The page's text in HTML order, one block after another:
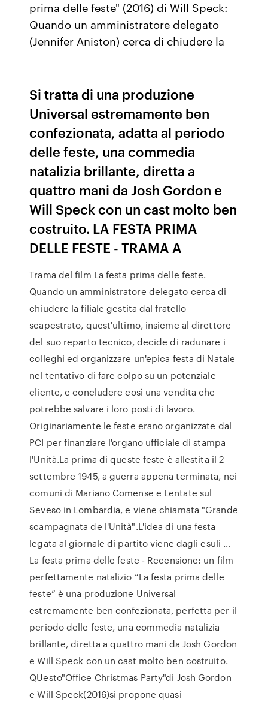
prima delle feste" (2016) di Will Speck:
Quando un amministratore delegato
(Jennifer Aniston) cerca di chiudere la
Si tratta di una produzione
Universal estremamente ben
confezionata, adatta al periodo
delle feste, una commedia
natalizia brillante, diretta a
quattro mani da Josh Gordon e
Will Speck con un cast molto ben
costruito. LA FESTA PRIMA
DELLE FESTE - TRAMA A
Trama del film La festa prima delle feste.
Quando un amministratore delegato cerca di
chiudere la filiale gestita dal fratello
scapestrato, quest'ultimo, insieme al direttore
del suo reparto tecnico, decide di radunare i
colleghi ed organizzare un'epica festa di Natale
nel tentativo di fare colpo su un potenziale
cliente, e concludere così una vendita che
potrebbe salvare i loro posti di lavoro.
Originariamente le feste erano organizzate dal
PCI per finanziare l'organo ufficiale di stampa
l'Unità.La prima di queste feste è allestita il 2
settembre 1945, a guerra appena terminata, nei
comuni di Mariano Comense e Lentate sul
Seveso in Lombardia, e viene chiamata "Grande
scampagnata de l'Unità".L'idea di una festa
legata al giornale di partito viene dagli esuli …
La festa prima delle feste - Recensione: un film
perfettamente natalizio “La festa prima delle
feste” è una produzione Universal
estremamente ben confezionata, perfetta per il
periodo delle feste, una commedia natalizia
brillante, diretta a quattro mani da Josh Gordon
e Will Speck con un cast molto ben costruito.
QUesto"Office Christmas Party"di Josh Gordon
e Will Speck(2016)si propone quasi